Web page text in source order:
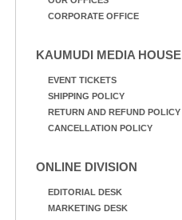
CORPORATE OFFICE
KAUMUDI MEDIA HOUSE
EVENT TICKETS
SHIPPING POLICY
RETURN AND REFUND POLICY
CANCELLATION POLICY
ONLINE DIVISION
EDITORIAL DESK
MARKETING DESK